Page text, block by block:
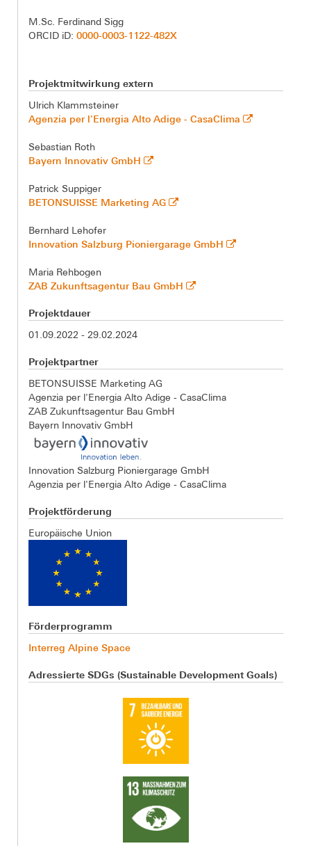
M.Sc. Ferdinand Sigg
ORCID iD: 0000-0003-1122-482X
Projektmitwirkung extern
Ulrich Klammsteiner
Agenzia per l'Energia Alto Adige - CasaClima
Sebastian Roth
Bayern Innovativ GmbH
Patrick Suppiger
BETONSUISSE Marketing AG
Bernhard Lehofer
Innovation Salzburg Pioniergarage GmbH
Maria Rehbogen
ZAB Zukunftsagentur Bau GmbH
Projektdauer
01.09.2022 - 29.02.2024
Projektpartner
BETONSUISSE Marketing AG
Agenzia per l'Energia Alto Adige - CasaClima
ZAB Zukunftsagentur Bau GmbH
Bayern Innovativ GmbH
Innovation Salzburg Pioniergarage GmbH
Agenzia per l'Energia Alto Adige - CasaClima
Projektförderung
Europäische Union
Förderprogramm
Interreg Alpine Space
Adressierte SDGs (Sustainable Development Goals)